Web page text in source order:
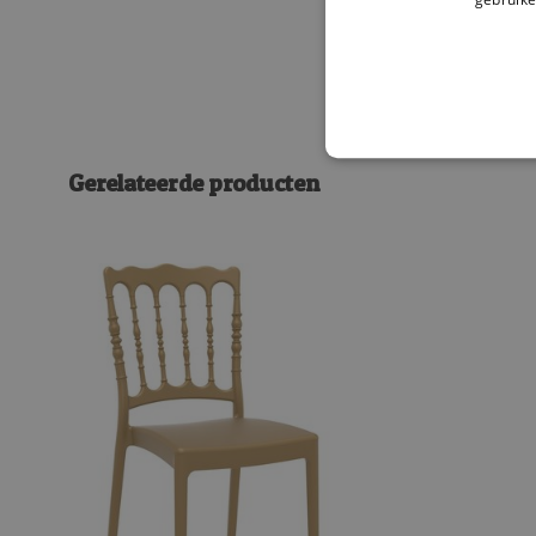
Gerelateerde producten